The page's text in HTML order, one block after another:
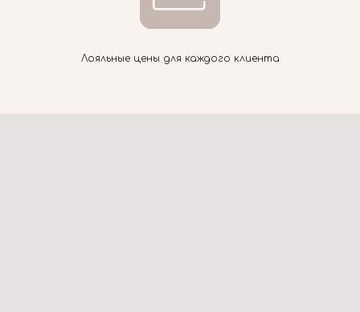
Лояльные цены для каждого клиента